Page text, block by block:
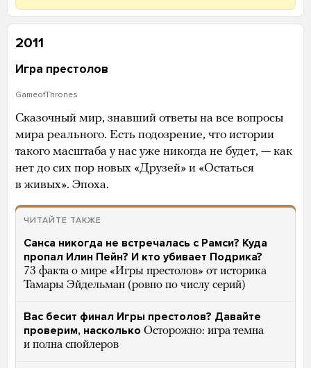
2011
Игра престолов
GameofThrones
Сказочный мир, знавший ответы на все вопросы
мира реального. Есть подозрение, что истории
такого масштаба у нас уже никогда не будет, — как
нет до сих пор новых «Друзей» и «Остаться
в живых». Эпоха.
ЧИТАЙТЕ ТАКЖЕ
Санса никогда не встречалась с Рамси? Куда
пропал Илин Пейн? И кто убивает Подрика?
73 факта о мире «Игры престолов» от историка
Тамары Эйдельман (ровно по числу серий)
Вас бесит финал Игры престолов? Давайте
проверим, насколько Осторожно: игра темна
и полна спойлеров